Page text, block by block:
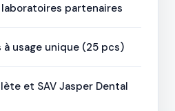
partenaires
usage unique (25 pcs)
et SAV Jasper Dental